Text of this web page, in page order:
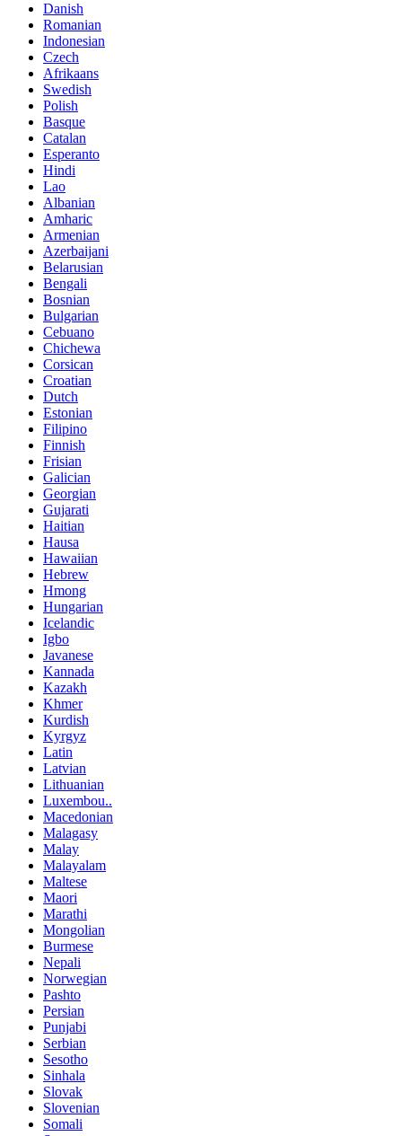
Danish
Romanian
Indonesian
Czech
Afrikaans
Swedish
Polish
Basque
Catalan
Esperanto
Hindi
Lao
Albanian
Amharic
Armenian
Azerbaijani
Belarusian
Bengali
Bosnian
Bulgarian
Cebuano
Chichewa
Corsican
Croatian
Dutch
Estonian
Filipino
Finnish
Frisian
Galician
Georgian
Gujarati
Haitian
Hausa
Hawaiian
Hebrew
Hmong
Hungarian
Icelandic
Igbo
Javanese
Kannada
Kazakh
Khmer
Kurdish
Kyrgyz
Latin
Latvian
Lithuanian
Luxembou..
Macedonian
Malagasy
Malay
Malayalam
Maltese
Maori
Marathi
Mongolian
Burmese
Nepali
Norwegian
Pashto
Persian
Punjabi
Serbian
Sesotho
Sinhala
Slovak
Slovenian
Somali